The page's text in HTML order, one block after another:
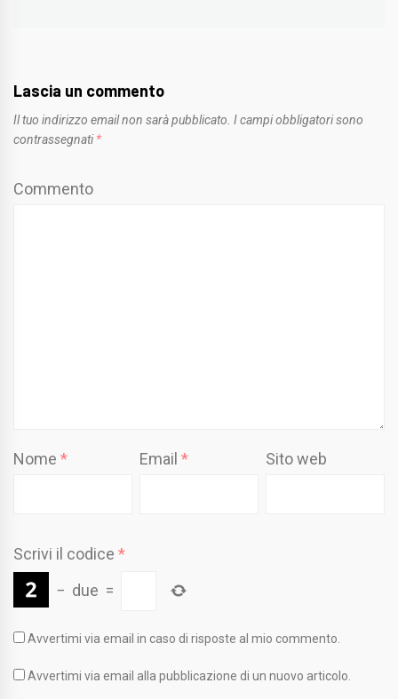
Lascia un commento
Il tuo indirizzo email non sarà pubblicato. I campi obbligatori sono
contrassegnati *
Commento
Nome * Email* Sito web
Scrivi il codice *
− due =
Avvertimi via email in caso di risposte al mio commento.
Avvertimi via email alla pubblicazione di un nuovo articolo.